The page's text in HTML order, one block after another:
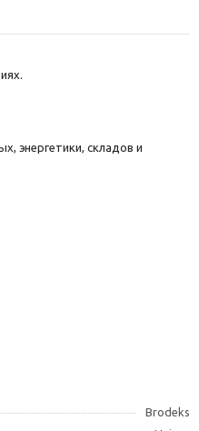
энергетики, складов и
Brodeks